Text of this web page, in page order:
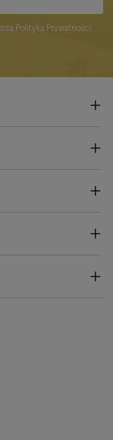
Polityką Prywatności.